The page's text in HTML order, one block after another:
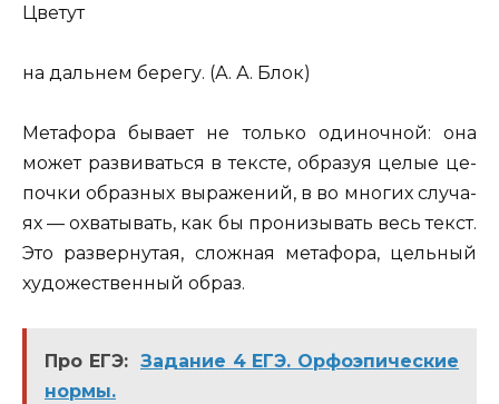
Цве­тут
на даль­нем бе­ре­гу. (А. А. Блок)
Ме­та­фо­ра бы­ва­ет не толь­ко оди­ноч­ной: она
может раз­ви­вать­ся в тек­сте, об­ра­зуя целые це­
поч­ки об­раз­ных вы­ра­же­ний, в во мно­гих слу­ча­
ях — охва­ты­вать, как бы про­ни­зы­вать весь текст.
Это раз­вер­ну­тая, слож­ная ме­та­фо­ра, цель­ный
ху­до­же­ствен­ный образ.
Про ЕГЭ: Задание 4 ЕГЭ. Орфоэпические
нормы.